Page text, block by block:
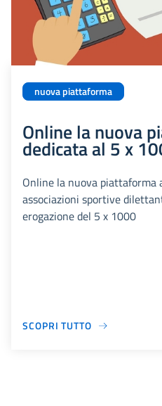
nuova piattaforma
Online la nuova
dedicata al 5 x
Online la nuova piattaforma
associazioni sportive
erogazione del 5 x 1000
SCOPRI TUTTO